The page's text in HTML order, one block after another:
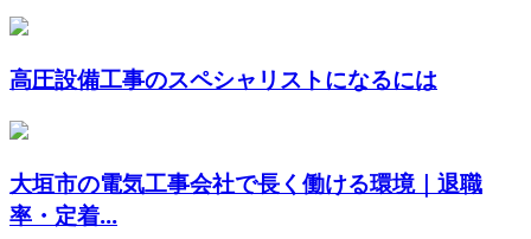
高圧設備工事のスペシャリストになるには
大垣市の電気工事会社で長く働ける環境｜退職
率・定着...